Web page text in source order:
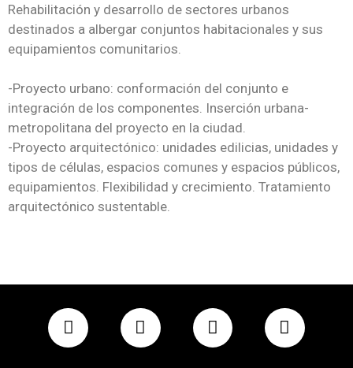
Rehabilitación y desarrollo de sectores urbanos
destinados a albergar conjuntos habitacionales y sus
equipamientos comunitarios.
-Proyecto urbano: conformación del conjunto e
integración de los componentes. Inserción urbana-
metropolitana del proyecto en la ciudad.
-Proyecto arquitectónico: unidades edilicias, unidades y
tipos de células, espacios comunes y espacios públicos,
equipamientos. Flexibilidad y crecimiento. Tratamiento
arquitectónico sustentable.